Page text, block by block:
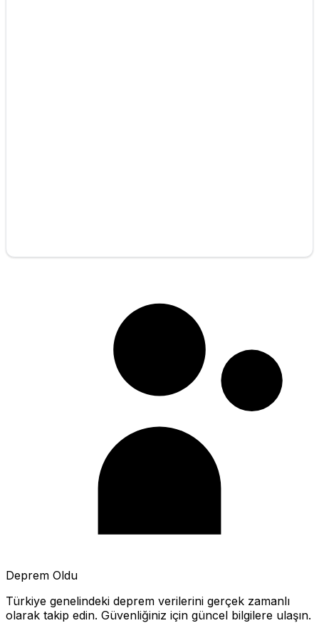
Deprem Oldu
Türkiye genelindeki deprem verilerini gerçek zamanlı
olarak takip edin. Güvenliğiniz için güncel bilgilere ulaşın.